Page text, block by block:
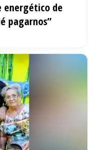
energético de
pagarnos”